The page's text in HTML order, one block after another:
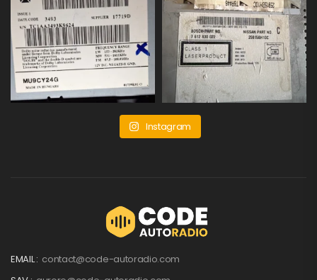
Instagram
EMAIL : contact@code-autoradio.com